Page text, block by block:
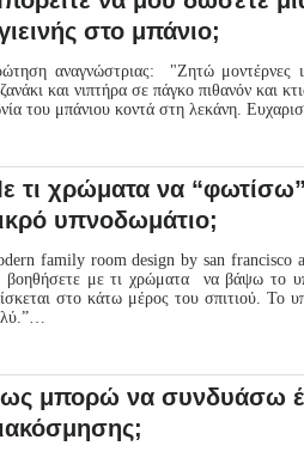
στο μπάνιο;
αναγνώστριας: "Ζητώ μοντέρνες
και νιπτήρα σε πάγκο πιθανόν και
του μπάνιου κοντά στη λεκάνη.
τι χρώματα να
υπνοδωμάτιο;
family room design by san francisco
βοηθήσετε με τι χρώματα να βάψω το
στο κάτω μέρος του σπιτιού. Το
μπορώ να συνδυάσω